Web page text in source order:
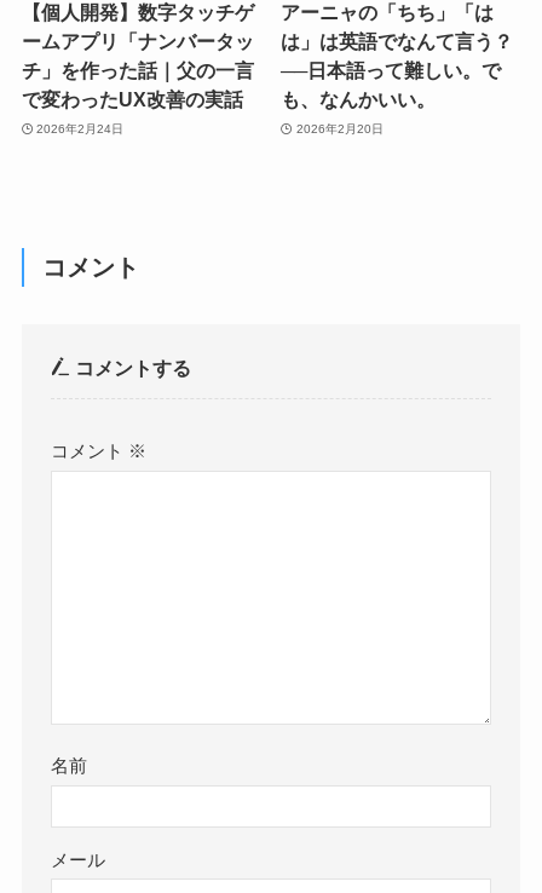
【個人開発】数字タッチゲ
ームアプリ「ナンバータッ
チ」を作った話｜父の一言
で変わったUX改善の実話
2026年2月24日
アーニャの「ちち」「は
は」は英語でなんて言う？
──日本語って難しい。で
も、なんかいい。
2026年2月20日
コメント
コメントする
コメント ※
名前
メール